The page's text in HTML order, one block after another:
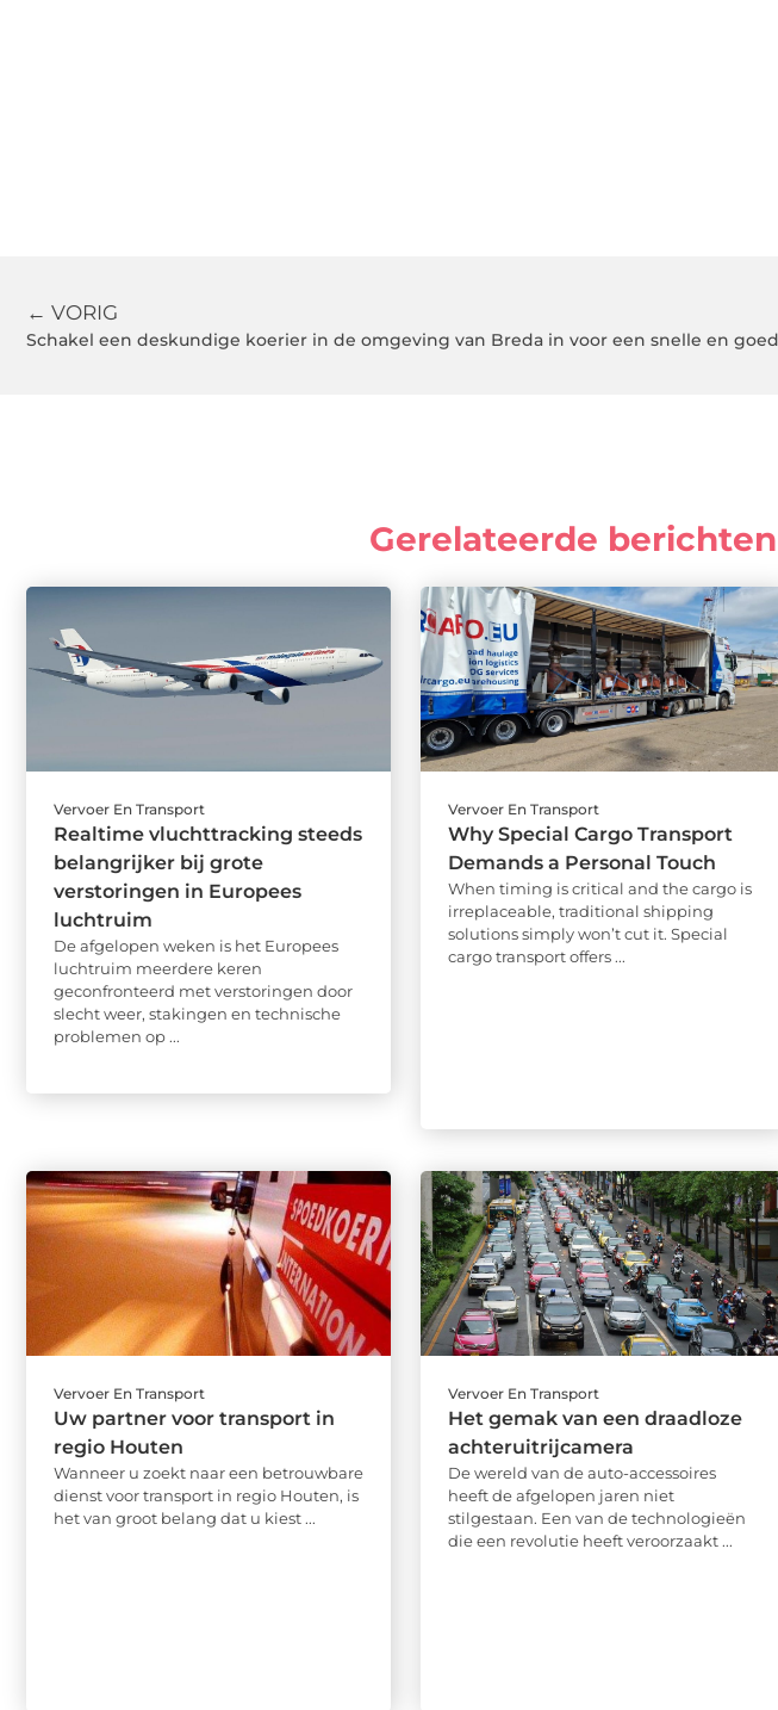
← VORIG
Gerelateerde berichten
Vervoer En Transport
Realtime vluchttracking steeds
belangrijker bij grote
verstoringen in Europees
luchtruim
De afgelopen weken is het Europees
luchtruim meerdere keren
geconfronteerd met verstoringen door
slecht weer, stakingen en technische
problemen op ...
Vervoer En Transport
Why Special Cargo Transport
Demands a Personal Touch
When timing is critical and the cargo is
irreplaceable, traditional shipping
solutions simply won’t cut it. Special
cargo transport offers ...
Vervoer En Transport
Uw partner voor transport in
regio Houten
Wanneer u zoekt naar een betrouwbare
dienst voor transport in regio Houten, is
het van groot belang dat u kiest ...
Vervoer En Transport
Het gemak van een draadloze
achteruitrijcamera
De wereld van de auto-accessoires
heeft de afgelopen jaren niet
stilgestaan. Een van de technologieën
die een revolutie heeft veroorzaakt ...